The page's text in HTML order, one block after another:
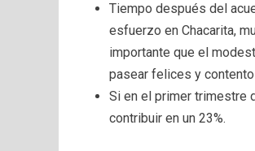
Tiempo después del
esfuerzo en Chacarita,
importante que el
pasear felices y
Si en el primer trimestre
contribuir en un 23%.